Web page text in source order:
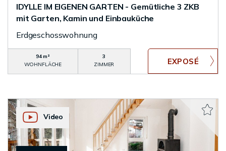
IDYLLE IM EIGENEN GARTEN - Gemütliche 3 ZKB
mit Garten, Kamin und Einbauküche
Erdgeschosswohnung
94 m²
WOHNFLÄCHE
3
ZIMMER
Video